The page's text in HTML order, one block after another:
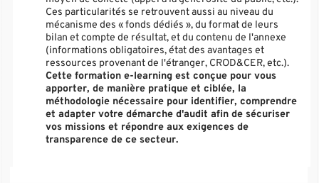
Ces particularités se retrouvent aussi au niveau du
mécanisme des « fonds dédiés », du format de leurs
bilan et compte de résultat, et du contenu de l'annexe
(informations obligatoires, état des avantages et
ressources provenant de l'étranger, CROD&CER, etc.).
Cette formation e-learning est conçue pour vous
apporter, de manière pratique et ciblée, la
méthodologie nécessaire pour identifier, comprendre
et adapter votre démarche d'audit afin de sécuriser
vos missions et répondre aux exigences de
transparence de ce secteur.